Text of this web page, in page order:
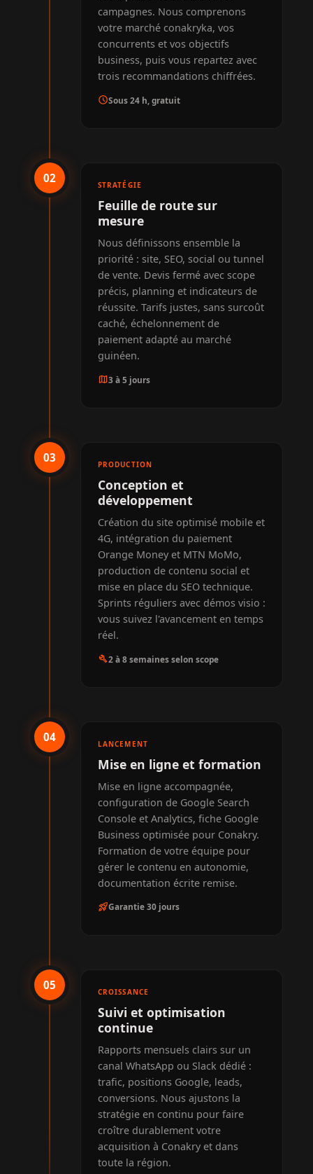
campagnes. Nous comprenons
votre marché conakryka, vos
concurrents et vos objectifs
business, puis vous repartez avec
trois recommandations chiffrées.
scheduleSous 24 h, gratuit
02 STRATÉGIE
Feuille de route sur
mesure
Nous définissons ensemble la
priorité : site, SEO, social ou tunnel
de vente. Devis fermé avec scope
précis, planning et indicateurs de
réussite. Tarifs justes, sans surcoût
caché, échelonnement de
paiement adapté au marché
guinéen.
map3 à 5 jours
03 PRODUCTION
Conception et
développement
Création du site optimisé mobile et
4G, intégration du paiement
Orange Money et MTN MoMo,
production de contenu social et
mise en place du SEO technique.
Sprints réguliers avec démos visio :
vous suivez l'avancement en temps
réel.
build2 à 8 semaines selon scope
04 LANCEMENT
Mise en ligne et formation
Mise en ligne accompagnée,
configuration de Google Search
Console et Analytics, fiche Google
Business optimisée pour Conakry.
Formation de votre équipe pour
gérer le contenu en autonomie,
documentation écrite remise.
rocket_launchGarantie 30 jours
05 CROISSANCE
Suivi et optimisation
continue
Rapports mensuels clairs sur un
canal WhatsApp ou Slack dédié :
trafic, positions Google, leads,
conversions. Nous ajustons la
stratégie en continu pour faire
croître durablement votre
acquisition à Conakry et dans
toute la région.